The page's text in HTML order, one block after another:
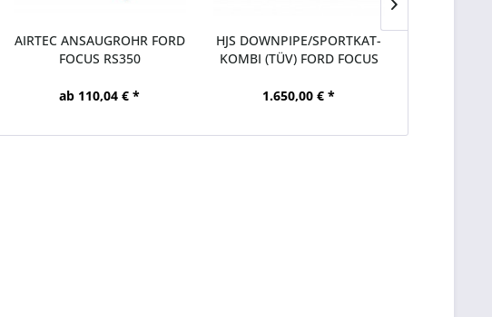
AIRTEC ANSAUGROHR FORD
FOCUS RS350
ab 110,04 € *
HJS DOWNPIPE/SPORTKAT-
KOMBI (TÜV) FORD FOCUS
1.650,00 € *